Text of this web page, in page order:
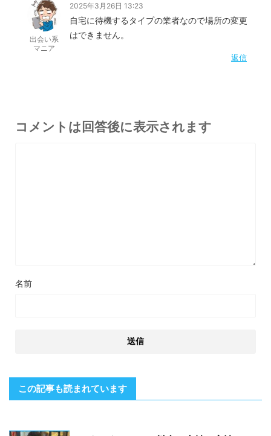
出会い系
マニア
2025年3月26日 13:23
自宅に待機するタイプの業者なので場所の変更
はできません。
返信
コメントは回答後に表示されます
名前
この記事も読まれています